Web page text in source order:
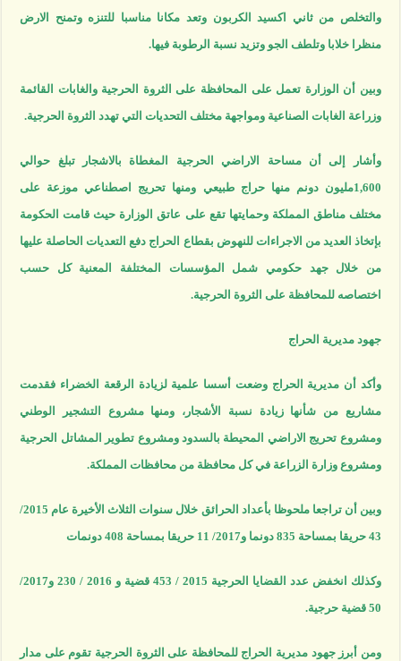
والتخلص من ثاني اكسيد الكربون وتعد مكانا مناسبا للتنزه وتمنح الارض
منظرا خلابا وتلطف الجو وتزيد نسبة الرطوبة فيها.
وبين أن الوزارة تعمل على المحافظة على الثروة الحرجية والغابات القائمة
وزراعة الغابات الصناعية ومواجهة مختلف التحديات التي تهدد الثروة الحرجية.
وأشار إلى أن مساحة الاراضي الحرجية المغطاة بالاشجار تبلغ حوالي
1,600مليون دونم منها حراج طبيعي ومنها تحريج اصطناعي موزعة على
مختلف مناطق المملكة وحمايتها تقع على عاتق الوزارة حيث قامت الحكومة
بإتخاذ العديد من الاجراءات للنهوض بقطاع الحراج دفع التعديات الحاصلة عليها
من خلال جهد حكومي شمل المؤسسات المختلفة المعنية كل حسب
اختصاصه للمحافظة على الثروة الحرجية.
جهود مديرية الحراج
وأكد أن مديرية الحراج وضعت أسسا علمية لزيادة الرقعة الخضراء فقدمت
مشاريع من شأنها زيادة نسبة الأشجار، ومنها مشروع التشجير الوطني
ومشروع تحريج الاراضي المحيطة بالسدود ومشروع تطوير المشاتل الحرجية
ومشروع وزارة الزراعة في كل محافظة من محافظات المملكة.
وبين أن تراجعا ملحوظا بأعداد الحرائق خلال سنوات الثلاث الأخيرة عام 2015/
43 حريقا بمساحة 835 دونما و2017/ 11 حريقا بمساحة 408 دونمات
وكذلك انخفض عدد القضايا الحرجية 2015 / 453 قضية و 2016 / 230 و2017/
50 قضية حرجية.
ومن أبرز جهود مديرية الحراج للمحافظة على الثروة الحرجية تقوم على مدار